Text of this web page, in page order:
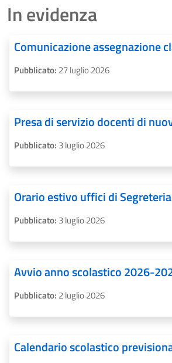
In evidenza
Pubblicato: 27 luglio 2026
Pubblicato: 3 luglio 2026
Orario estivo uffici di Segreteria
Pubblicato: 3 luglio 2026
Pubblicato: 2 luglio 2026